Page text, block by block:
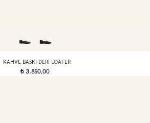
KAHVE BASKI DERI LOAFER
t3.850,00